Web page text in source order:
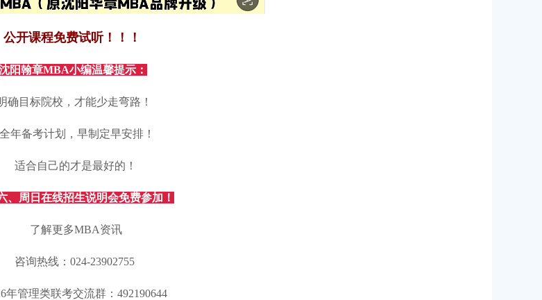
公开课程免费试听！！！
阳翰章MBA小编温馨提示：
确目标院校，才能少走弯路！
全年备考计划，早制定早安排！
适合自己的才是最好的！
、周日在线招生说明会免费参加！
了解更多MBA资讯
咨询热线：024-23902755
年管理类联考交流群：492190644